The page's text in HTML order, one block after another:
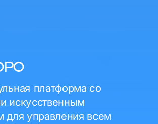
платформа со
искусственным
для управления всем